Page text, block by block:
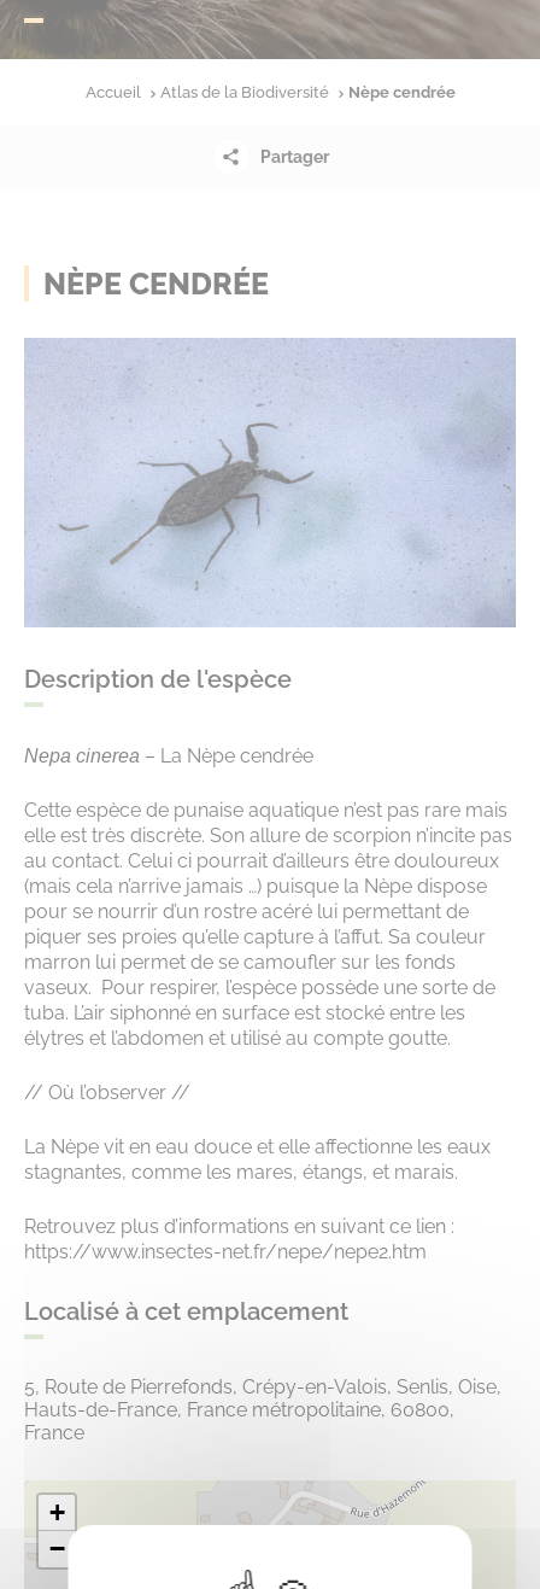
Accueil Atlas de la Biodiversité Nèpe cendrée
Partager
NÈPE CENDRÉE
Description de l'espèce
Nepa cinerea – La Nèpe cendrée
Cette espèce de punaise aquatique n’est pas rare mais
elle est très discrète. Son allure de scorpion n’incite pas
au contact. Celui ci pourrait d’ailleurs être douloureux
(mais cela n’arrive jamais …) puisque la Nèpe dispose
pour se nourrir d’un rostre acéré lui permettant de
piquer ses proies qu’elle capture à l’affut. Sa couleur
marron lui permet de se camoufler sur les fonds
vaseux. Pour respirer, l’espèce possède une sorte de
tuba. L’air siphonné en surface est stocké entre les
élytres et l’abdomen et utilisé au compte goutte.
// Où l’observer //
La Nèpe vit en eau douce et elle affectionne les eaux
stagnantes, comme les mares, étangs, et marais.
Retrouvez plus d’informations en suivant ce lien :
https://www.insectes-net.fr/nepe/nepe2.htm
Localisé à cet emplacement
5, Route de Pierrefonds, Crépy-en-Valois, Senlis, Oise,
Hauts-de-France, France métropolitaine, 60800,
France
+
−